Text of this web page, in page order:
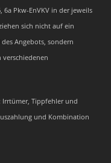
6a Pkw-EnVKV in der jeweils
sich nicht auf ein
Angebots, sondern
verschiedenen
Irrtümer, Tippfehler und
und Kombination